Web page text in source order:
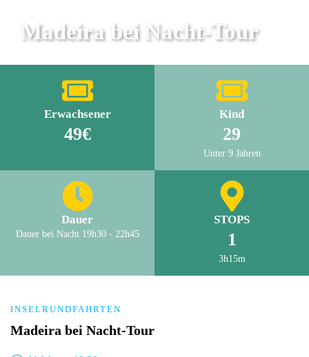
Madeira bei Nacht-Tour
Erwachsener
49€
Kind
29
Unter 9 Jahren
Dauer
Dauer bei Nacht 19h30 - 22h45
STOPS
1
3h15m
INSELRUNDFAHRTEN
Madeira bei Nacht-Tour